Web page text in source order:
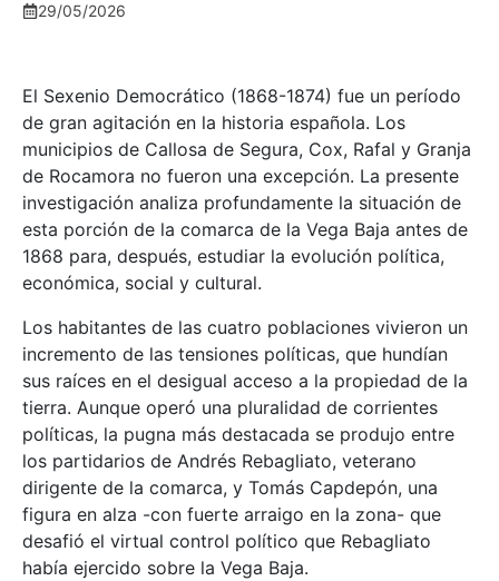
29/05/2026
El Sexenio Democrático (1868-1874) fue un período
de gran agitación en la historia española. Los
municipios de Callosa de Segura, Cox, Rafal y Granja
de Rocamora no fueron una excepción. La presente
investigación analiza profundamente la situación de
esta porción de la comarca de la Vega Baja antes de
1868 para, después, estudiar la evolución política,
económica, social y cultural.
Los habitantes de las cuatro poblaciones vivieron un
incremento de las tensiones políticas, que hundían
sus raíces en el desigual acceso a la propiedad de la
tierra. Aunque operó una pluralidad de corrientes
políticas, la pugna más destacada se produjo entre
los partidarios de Andrés Rebagliato, veterano
dirigente de la comarca, y Tomás Capdepón, una
figura en alza -con fuerte arraigo en la zona- que
desafió el virtual control político que Rebagliato
había ejercido sobre la Vega Baja.